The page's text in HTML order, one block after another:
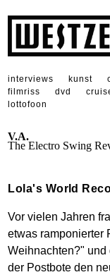
interviews kunst
filmriss
dvd
lottofoon
V.A.
The Electro Swing
Lola's World
Vor vielen Jahren
etwas ramponierter
Weihnachten?" und
der Postbote den